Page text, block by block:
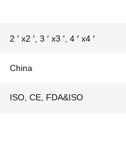
2 ′ x2 ′, 3 ′ x3 ′, 4 ′ x4 ′
China
ISO, CE, FDA&ISO